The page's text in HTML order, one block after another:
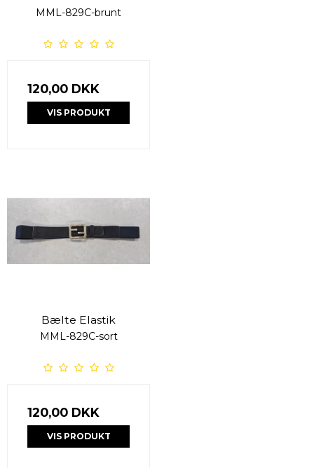
MML-829C-brunt
120,00 DKK
VIS PRODUKT
Bælte Elastik
MML-829C-sort
120,00 DKK
VIS PRODUKT